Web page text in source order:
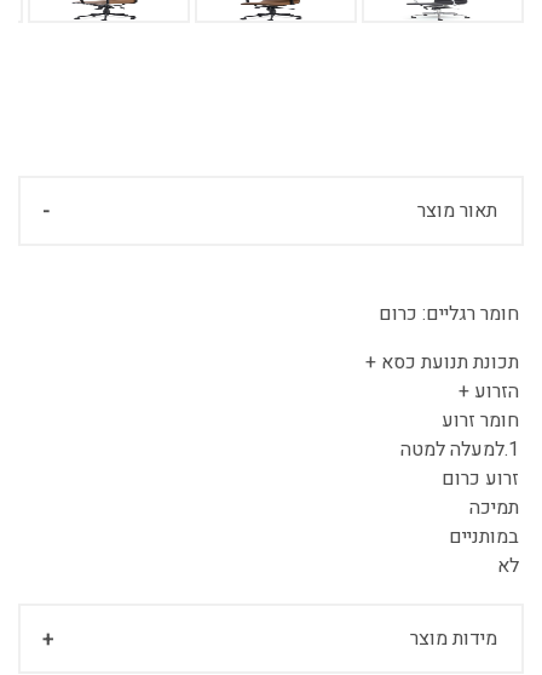
תאור מוצר
חומר רגליים: כרום
תכונת תנועת כסא +
הזרוע +
חומר זרוע
1.למעלה למטה
זרוע כרום
תמיכה
במותניים
לא
מידות מוצר